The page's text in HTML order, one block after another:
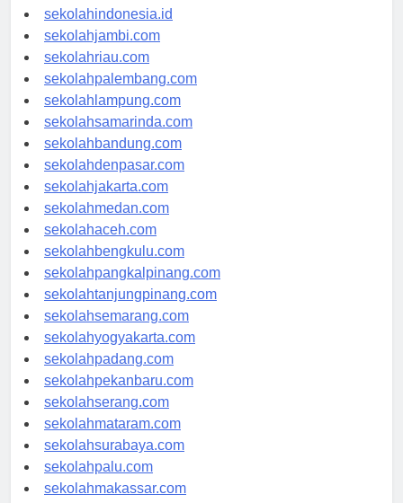
rsud-indonesia.org
sekolahindonesia.id
sekolahjambi.com
sekolahriau.com
sekolahpalembang.com
sekolahlampung.com
sekolahsamarinda.com
sekolahbandung.com
sekolahdenpasar.com
sekolahjakarta.com
sekolahmedan.com
sekolahaceh.com
sekolahbengkulu.com
sekolahpangkalpinang.com
sekolahtanjungpinang.com
sekolahsemarang.com
sekolahyogyakarta.com
sekolahpadang.com
sekolahpekanbaru.com
sekolahserang.com
sekolahmataram.com
sekolahsurabaya.com
sekolahpalu.com